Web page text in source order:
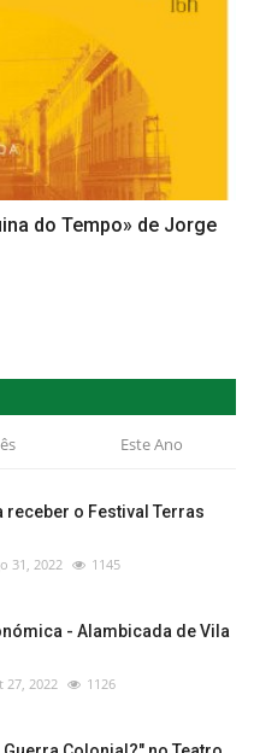
do Tempo» de Jorge
Este Ano
receber o Festival Terras
31, 2022 1145
- Alambicada de Vila
27, 2022 1126